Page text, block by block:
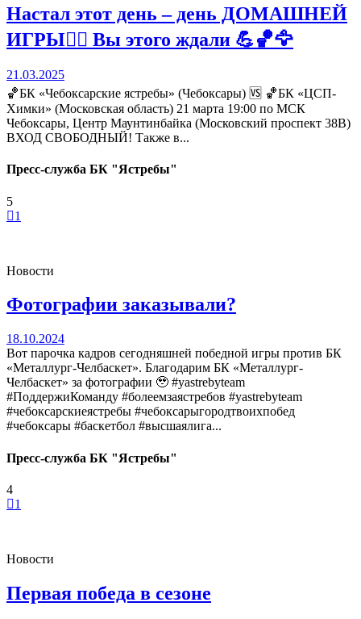
Настал этот день – день ДОМАШНЕЙ
ИГРЫ❤️‍🔥 Вы этого ждали 💪🏀🦅
21.03.2025
🏀БК «Чебоксарские ястребы» (Чебоксары) 🆚 🏀БК «ЦСП-
Химки» (Московская область) 21 марта 19:00 по МСК
Чебоксары, Центр Маунтинбайка (Московский проспект 38В)
ВХОД СВОБОДНЫЙ! Также в...
Пресс-служба БК "Ястребы"
5
1
Новости
Фотографии заказывали?
18.10.2024
Вот парочка кадров сегодняшней победной игры против БК
«Металлург-Челбаскет». Благодарим БК «Металлург-
Челбаскет» за фотографии 🥹 #yastrebyteam
#ПоддержиКоманду #болеемзаястребов #yastrebyteam
#чебоксарскиеястребы #чебоксарыгородтвоихпобед
#чебоксары #баскетбол #высшаялига...
Пресс-служба БК "Ястребы"
4
1
Новости
Первая победа в сезоне